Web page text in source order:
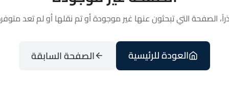
الصفحة التي تبحثون عنها غير موجودة أو تم نقلها أو لم تعد
العودة للرئيسية الصفحة السابقة